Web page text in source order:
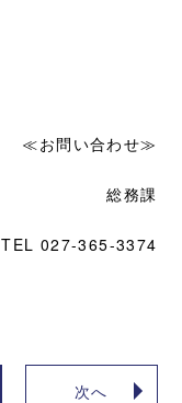
≪お問い合わせ≫
総務課
TEL 027-365-3374
次へ